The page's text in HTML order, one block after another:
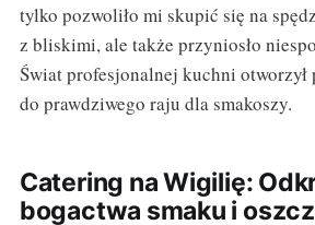
tylko pozwoliło mi skupić się na
z bliskimi, ale także przyniosło
Świat profesjonalnej kuchni otworzył
do prawdziwego raju dla smakoszy.
Catering na Wigilię:
bogactwa smaku i